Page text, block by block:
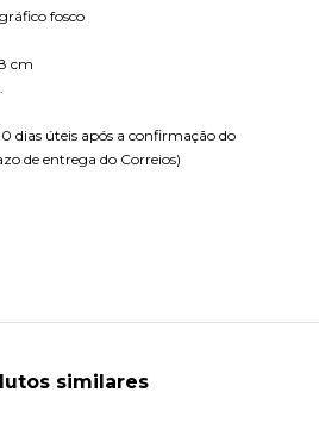
fosco
cm
dias úteis após a confirmação do
de entrega do Correios)
similares